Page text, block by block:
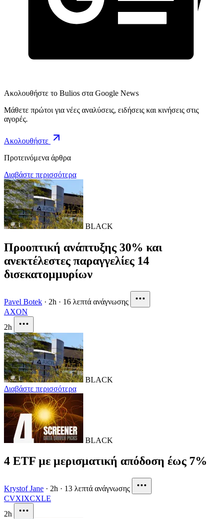
Ακολουθήστε το Bulios στα Google News
Μάθετε πρώτοι για νέες αναλύσεις, ειδήσεις και κινήσεις στις
αγορές.
Ακολουθήστε
Προτεινόμενα άρθρα
Διαβάστε περισσότερα
BLACK
Προοπτική ανάπτυξης 30% και
ανεκτέλεστες παραγγελίες 14
δισεκατομμυρίων
Pavel Botek · 2h · 16 λεπτά ανάγνωσης
AXON
2h
BLACK
Διαβάστε περισσότερα
BLACK
4 ETF με μερισματική απόδοση έως 7%
Krystof Jane · 2h · 13 λεπτά ανάγνωσης
CVXIXCXLE
2h